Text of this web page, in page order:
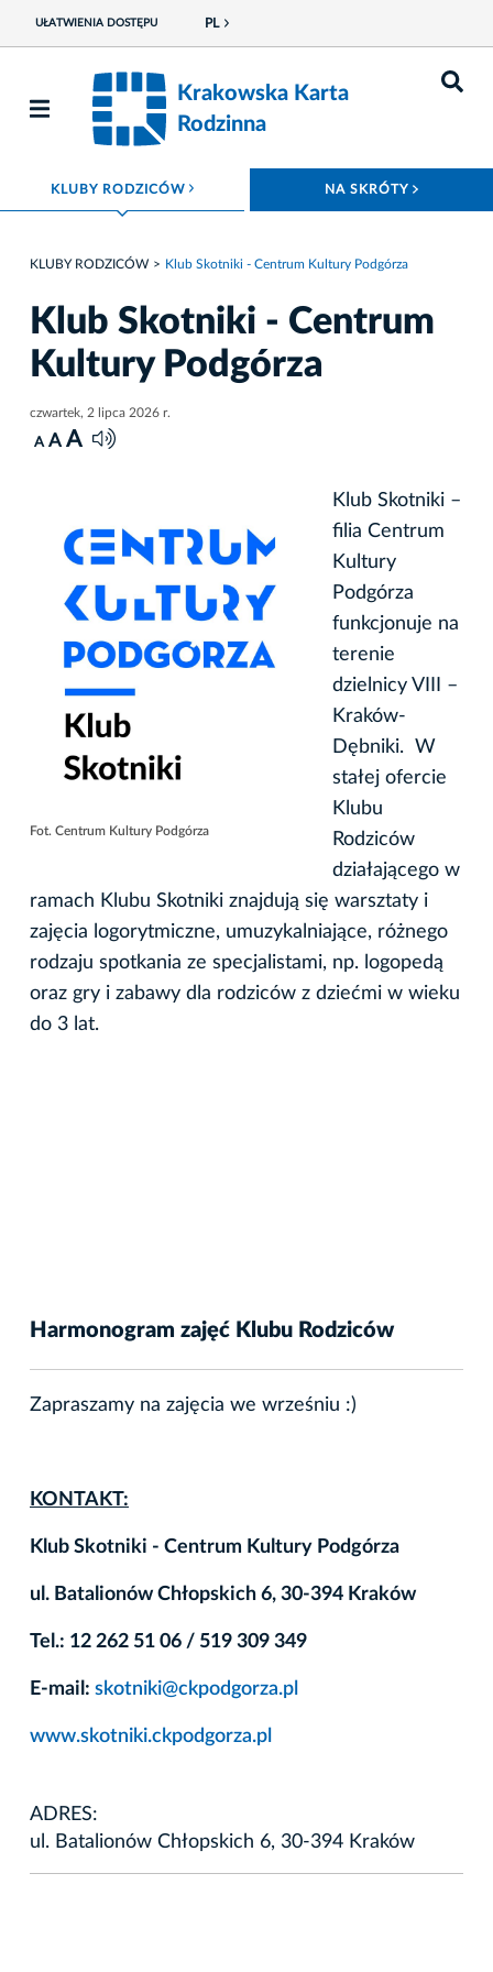
UŁATWIENIA DOSTĘPU PL
Krakowska Karta
Rodzinna
KLUBY RODZICÓWROZWIŃ MENU NA SKRÓTY
KLUBY RODZICÓW Klub Skotniki - Centrum Kultury Podgórza
Klub Skotniki - Centrum
Kultury Podgórza
czwartek, 2 lipca 2026 r.
A A A
Fot. Centrum Kultury Podgórza
Klub Skotniki –
filia Centrum
Kultury
Podgórza
funkcjonuje na
terenie
dzielnicy VIII –
Kraków-
Dębniki. W
stałej ofercie
Klubu
Rodziców
działającego w
ramach Klubu Skotniki znajdują się warsztaty i
zajęcia logorytmiczne, umuzykalniające, różnego
rodzaju spotkania ze specjalistami, np. logopedą
oraz gry i zabawy dla rodziców z dziećmi w wieku
do 3 lat.
Harmonogram zajęć Klubu Rodziców
Zapraszamy na zajęcia we wrześniu :)
KONTAKT:
Klub Skotniki - Centrum Kultury Podgórza
ul. Batalionów Chłopskich 6, 30-394 Kraków
Tel.: 12 262 51 06 / 519 309 349
E-mail: skotniki@ckpodgorza.pl
www.skotniki.ckpodgorza.pl
ADRES:
ul. Batalionów Chłopskich 6, 30-394 Kraków